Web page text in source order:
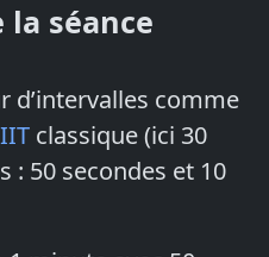
séance
d’intervalles comme
classique (ici 30
: 50 secondes et 10